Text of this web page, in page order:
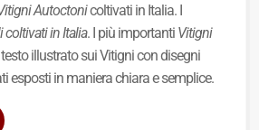
Autoctonicoltivati in Italia. I
coltivati in Italia. I più importanti Vitigni
illustrato sui Vitigni con disegni
esposti in maniera chiara e semplice.